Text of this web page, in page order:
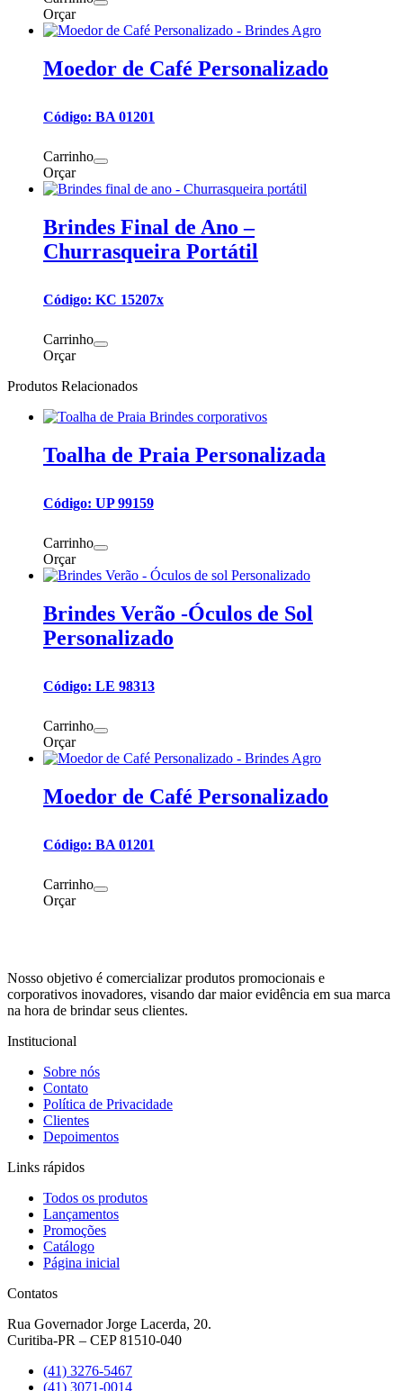
Orçar
Moedor de Café Personalizado
Código: BA 01201
Carrinho
Orçar
Brindes Final de Ano –
Churrasqueira Portátil
Código: KC 15207x
Carrinho
Orçar
Produtos Relacionados
Toalha de Praia Personalizada
Código: UP 99159
Carrinho
Orçar
Brindes Verão -Óculos de Sol
Personalizado
Código: LE 98313
Carrinho
Orçar
Moedor de Café Personalizado
Código: BA 01201
Carrinho
Orçar
Nosso objetivo é comercializar produtos promocionais e
corporativos inovadores, visando dar maior evidência em sua marca
na hora de brindar seus clientes.
Institucional
Sobre nós
Contato
Política de Privacidade
Clientes
Depoimentos
Links rápidos
Todos os produtos
Lançamentos
Promoções
Catálogo
Página inicial
Contatos
Rua Governador Jorge Lacerda, 20.
Curitiba-PR – CEP 81510-040
(41) 3276-5467
(41) 3071-0014